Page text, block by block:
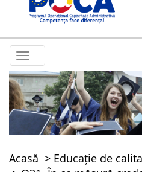
Toggle
navigation
Acasă Educație de